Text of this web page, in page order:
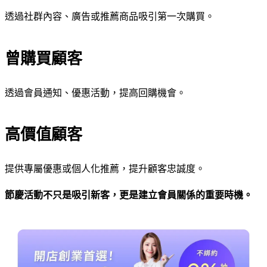
透過社群內容、廣告或推薦商品吸引第一次購買。
曾購買顧客
透過會員通知、優惠活動，提高回購機會。
高價值顧客
提供專屬優惠或個人化推薦，提升顧客忠誠度。
節慶活動不只是吸引新客，更是建立會員關係的重要時機。